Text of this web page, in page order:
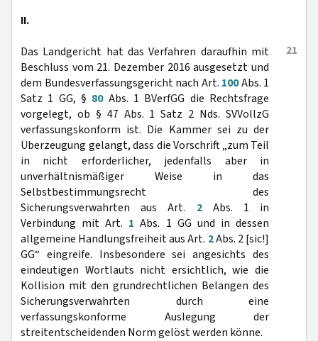
II.
21
Das Landgericht hat das Verfahren daraufhin mit
Beschluss vom 21. Dezember 2016 ausgesetzt und
dem Bundesverfassungsgericht nach Art. 100Abs. 1
Satz 1 GG, § 80Abs. 1 BVerfGG die Rechtsfrage
vorgelegt, ob § 47 Abs. 1 Satz 2 Nds. SVVollzG
verfassungskonform ist. Die Kammer sei zu der
Überzeugung gelangt, dass die Vorschrift „zum Teil
in nicht erforderlicher, jedenfalls aber in
unverhältnismäßiger Weise in das
Selbstbestimmungsrecht des
Sicherungsverwahrten aus Art. 2Abs. 1 in
Verbindung mit Art. 1 Abs. 1 GG und in dessen
allgemeine Handlungsfreiheit aus Art. 2Abs. 2 [sic!]
GG“ eingreife. Insbesondere sei angesichts des
eindeutigen Wortlauts nicht ersichtlich, wie die
Kollision mit den grundrechtlichen Belangen des
Sicherungsverwahrten durch eine
verfassungskonforme Auslegung der
streitentscheidenden Norm gelöst werden könne.